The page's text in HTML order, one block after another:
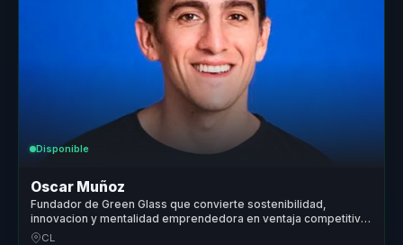
Disponible
Oscar Muñoz
Fundador de Green Glass que convierte sostenibilidad,
innovacion y mentalidad emprendedora en ventaja competitiva
para lideres y empresas.
CL